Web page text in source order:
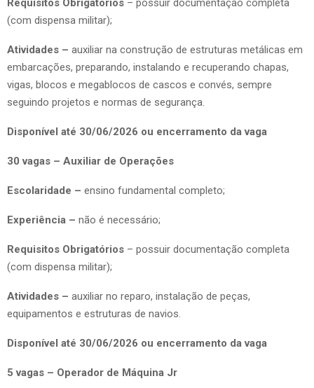
Requisitos Obrigatórios – possuir documentação completa
(com dispensa militar);
Atividades – auxiliar na construção de estruturas metálicas em
embarcações, preparando, instalando e recuperando chapas,
vigas, blocos e megablocos de cascos e convés, sempre
seguindo projetos e normas de segurança.
Disponível até 30/06/2026 ou encerramento da vaga
30 vagas – Auxiliar de Operações
Escolaridade – ensino fundamental completo;
Experiência – não é necessário;
Requisitos Obrigatórios – possuir documentação completa
(com dispensa militar);
Atividades – auxiliar no reparo, instalação de peças,
equipamentos e estruturas de navios.
Disponível até 30/06/2026 ou encerramento da vaga
5 vagas – Operador de Máquina Jr